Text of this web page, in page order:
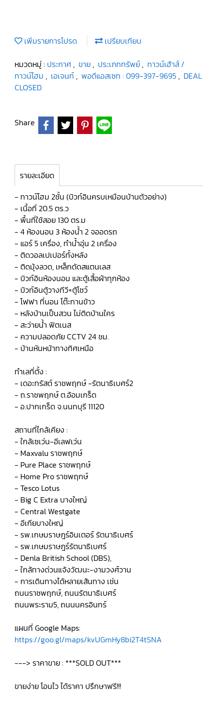
เพิ่มรายการโปรด
เปรียบเทียบ
หมวดหมู่ : ประกาศ , ขาย , ประเภททรัพย์ , ทาวน์เฮ้าส์ /
ทาวน์โฮม , เอเจนท์ , พอดีแอสเซท : 099-397-9695 , DEAL
CLOSED
Share
รายละเอียด
- ทาวน์โฮม 2ชั้น (บิวท์อินครบเหมือนบ้านตัวอย่าง)
- เนื้อที่ 20.5 ตร.ว
- พื้นที่ใช้สอย 130 ตร.ม
- 4 ห้องนอน 3 ห้องน้ำ 2 จออดรถ
- แอร์ 5 เครื่อง, ทำน้ำอุ่น 2 เครื่อง
- ติดวอลเปเปอร์ทั้งหลัง
- ติดมุ้งลวด, เหล็กดัดสแตนเลส
- บิวท์อินห้องนอน และตู้เสื้อผ้าทุกห้อง
- บิวท์อินตู้วางทีวี+ตู้โชว์
- โฟฟา ที่นอน โต๊ะทานข้าว
- หลังบ้านเป็นสวน ไม่ติดบ้านใคร
- สะว่ายน้ำ ฟิตเนส
- ความปลอดภัย CCTV 24 ชม.
- บ้านหันหน้าทางทิศเหนือ
ทำเลที่ตั้ง :
- เดอะทรัสต์ ราชพฤกษ์ -รัตนาธิเบศร์2
- ถ.ราชพฤกษ์ ต.อ้อมเกร็ด
- อ.ปากเกร็ด จ.นนทบุรี 11120
สถานที่ไกล้เคียง :
- ใกล้เซเว่น-อีเลฟเว่น
- Maxvalu ราชพฤกษ์
- Pure Place ราชพฤกษ์
- Home Pro ราชพฤกษ์
- Tesco Lotus
- Big C Extra บางใหญ่
- Central Westgate
- อีเกียบางใหญ่
- รพ.เกษมราษฎร์อินเตอร์ รัตนาธิเบศร์
- รพ.เกษมราษฎร์รัตนาธิเบศร์
- Denla British School (DBS),
- ใกล้ทางด่วนแจ้งวัฒนะ-งามวงศ์วาน
- การเดินทางได้หลายเส้นทาง เช่น
ถนนราชพฤกษ์, ถนนรัตนาธิเบศร์
ถนนพระราม5, ถนนนครอินทร์
แผนที่ Google Maps:
https://goo.gl/maps/kvUGmHy8bi2T4tSNA
---> ราคาขาย : ***SOLD OUT***
ขายง่าย โอนไว ได้ราคา ปรึกษาฟรี!!!